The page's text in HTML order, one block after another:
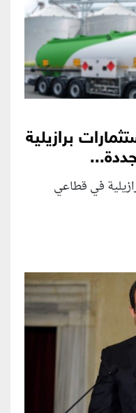
برازيلية
في قطاعي